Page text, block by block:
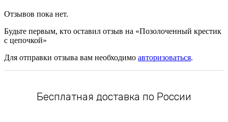
Отзывов пока нет.
Будьте первым, кто оставил отзыв на «Позолоченный крестик
с цепочкой»
Для отправки отзыва вам необходимо авторизоваться.
Бесплатная доставка по России